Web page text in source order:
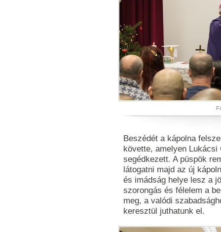
Beszédét a kápolna
követte, amelyen
segédkezett. A püspök
látogatni majd az új
és imádság helye lesz a
szorongás és félelem a
meg, a valódi
keresztül juthatunk el.